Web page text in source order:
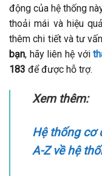
động của hệ thống
thoải mái và hiệu
thêm chi tiết và tư
bạn, hãy liên hệ với
183 để được hỗ trợ.
Xem thêm:
Hệ thống cơ
A-Z về hệ